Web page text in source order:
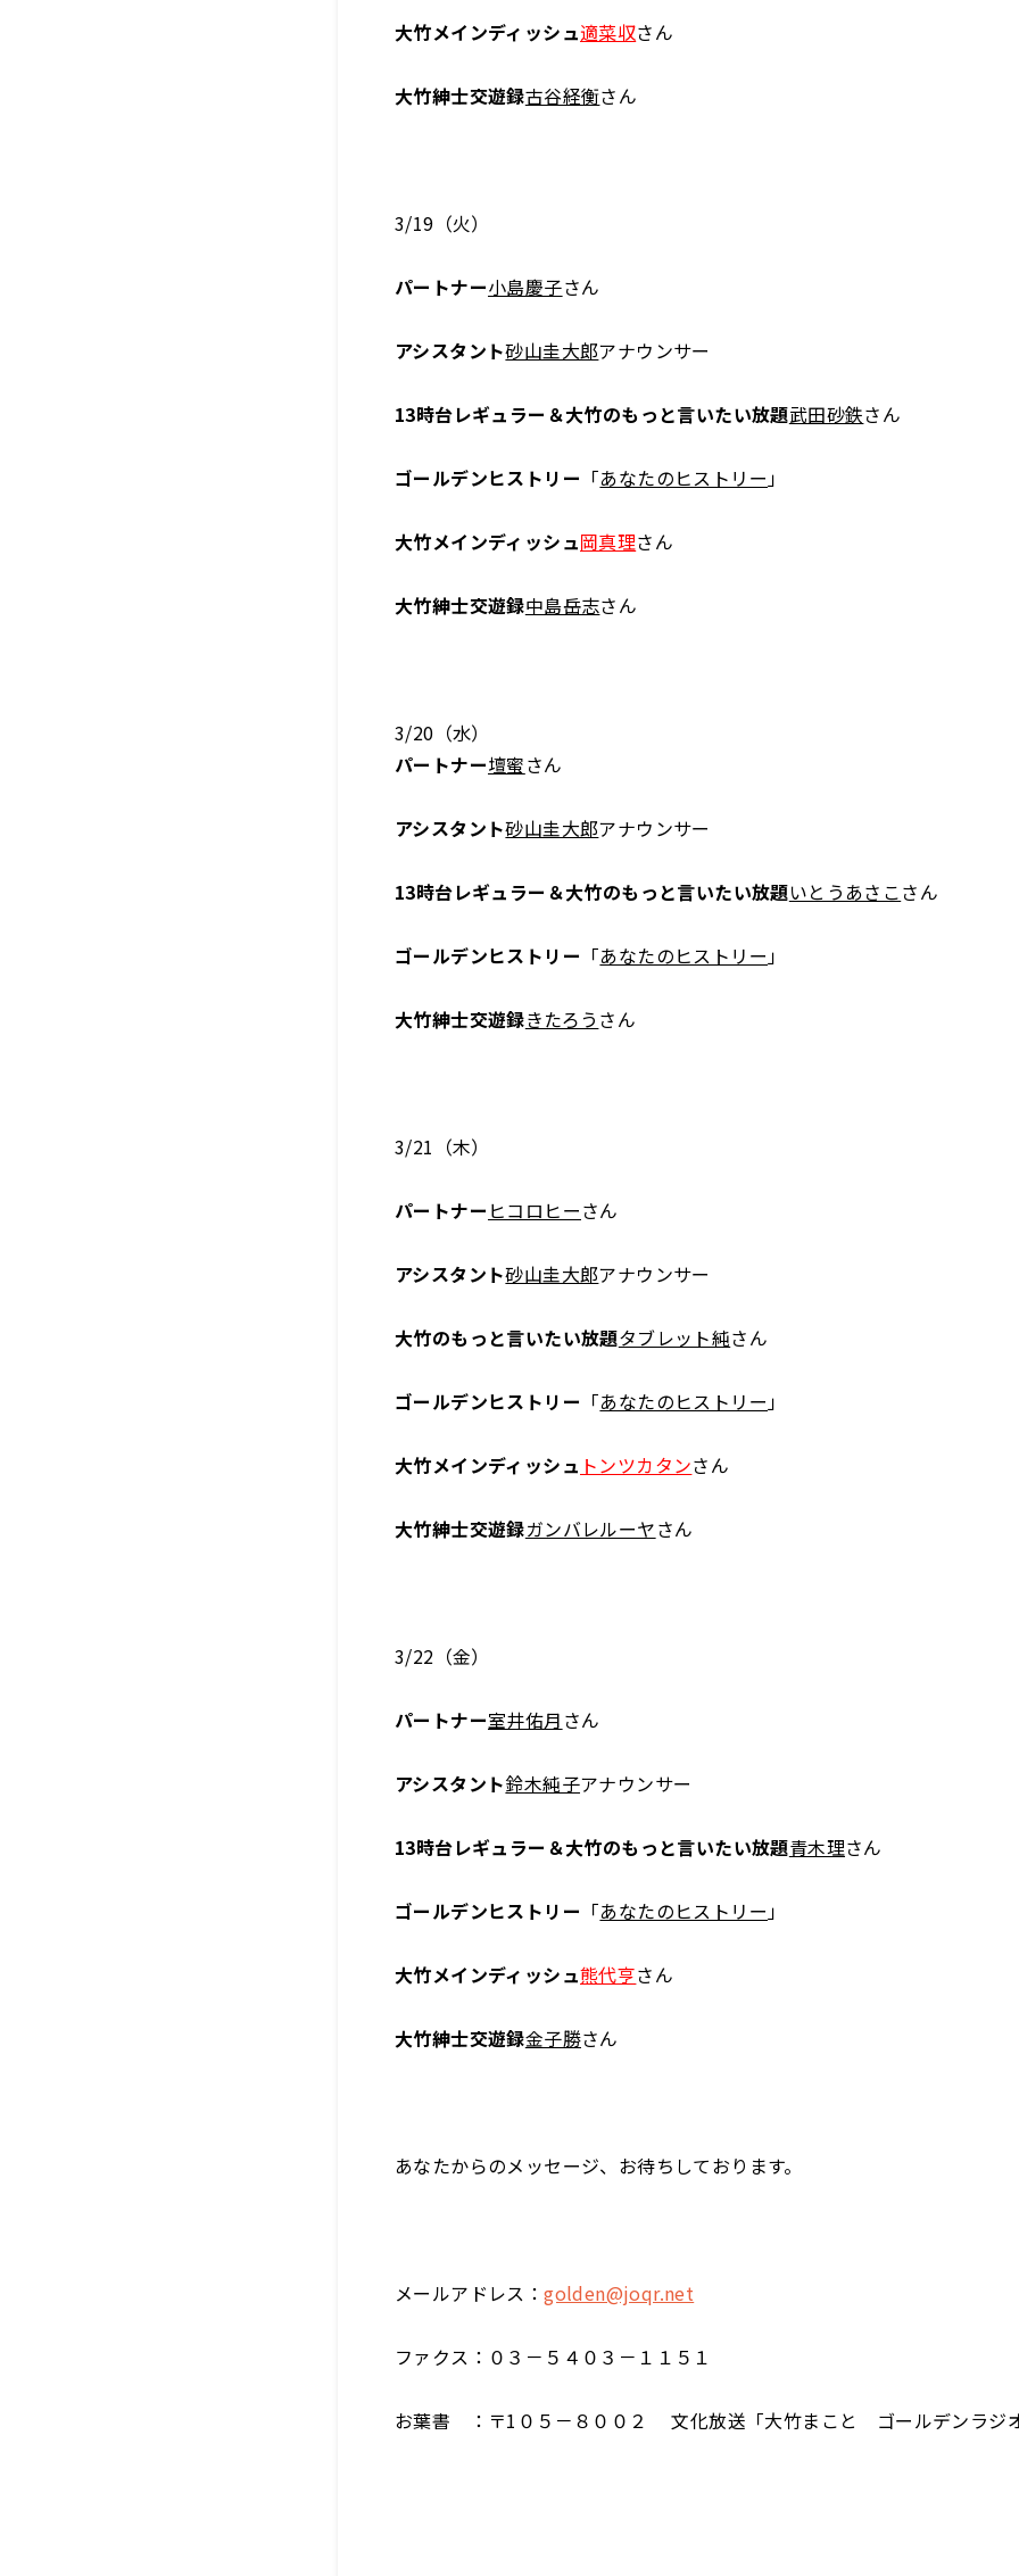
大竹メインディッシュ適菜収さん
大竹紳士交遊録古谷経衡さん
3/19（火）
パートナー小島慶子さん
アシスタント砂山圭大郎アナウンサー
13時台レギュラー＆大竹のもっと言いたい放題武田砂鉄さん
ゴールデンヒストリー 「あなたのヒストリー 」
大竹メインディッシュ岡真理さん
大竹紳士交遊録中島岳志さん
3/20（水）
パートナー壇蜜さん
アシスタント砂山圭大郎アナウンサー
13時台レギュラー＆大竹のもっと言いたい放題いとうあさこさん
ゴールデンヒストリー 「あなたのヒストリー 」
大竹紳士交遊録きたろう さん
3/21（木）
パートナー ヒコロヒーさん
アシスタント砂山圭大郎アナウンサー
大竹のもっと言いたい放題タブレット純さん
ゴールデンヒストリー 「あなたのヒストリー 」
大竹メインディッシュ トンツカタンさん
大竹紳士交遊録ガンバレルーヤさん
3/22（金）
パートナー室井佑月 さん
アシスタント鈴木純子アナウンサー
13時台レギュラー＆大竹のもっと言いたい放題青木理さん
ゴールデンヒストリー 「あなたのヒストリー 」
大竹メインディッシュ熊代亨さん
大竹紳士交遊録金子勝さん
あなたからのメッセージ、お待ちしております。
メールアドレス：golden@joqr.net
ファクス：０３－５４０３－１１５１
お葉書 ：〒1０５－８００２ 文化放送「大竹まこと ゴールデンラジ